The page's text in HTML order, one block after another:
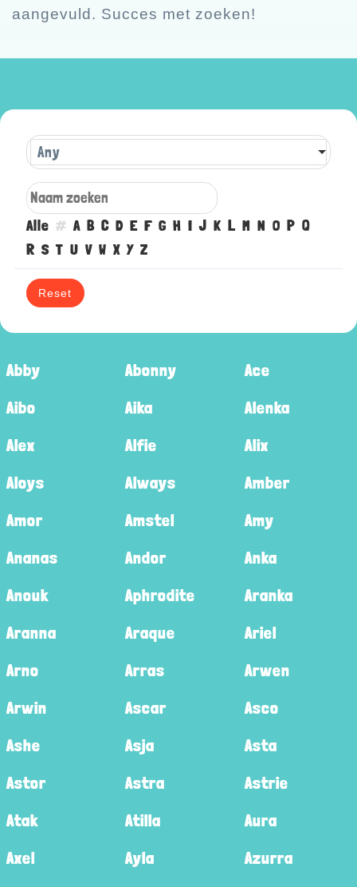
aangevuld. Succes met zoeken!
Any
Alle # A B C D E F G H I J K L M N O P Q
R S T U V W X Y Z
Reset
Abby Abonny
Ace
Aibo
Aika
Alenka
Alex
Alfie
Alix
Aloys
Always
Amber
Amor
Amstel
Amy
Ananas
Andor
Anka
Anouk
Aphrodite
Aranka
Aranna
Araque
Ariel
Arno
Arras
Arwen
Arwin
Ascar
Asco
Ashe
Asja
Asta
Astor
Astra
Astrie
Atak
Atilla
Aura
Axel
Ayla
Azurra